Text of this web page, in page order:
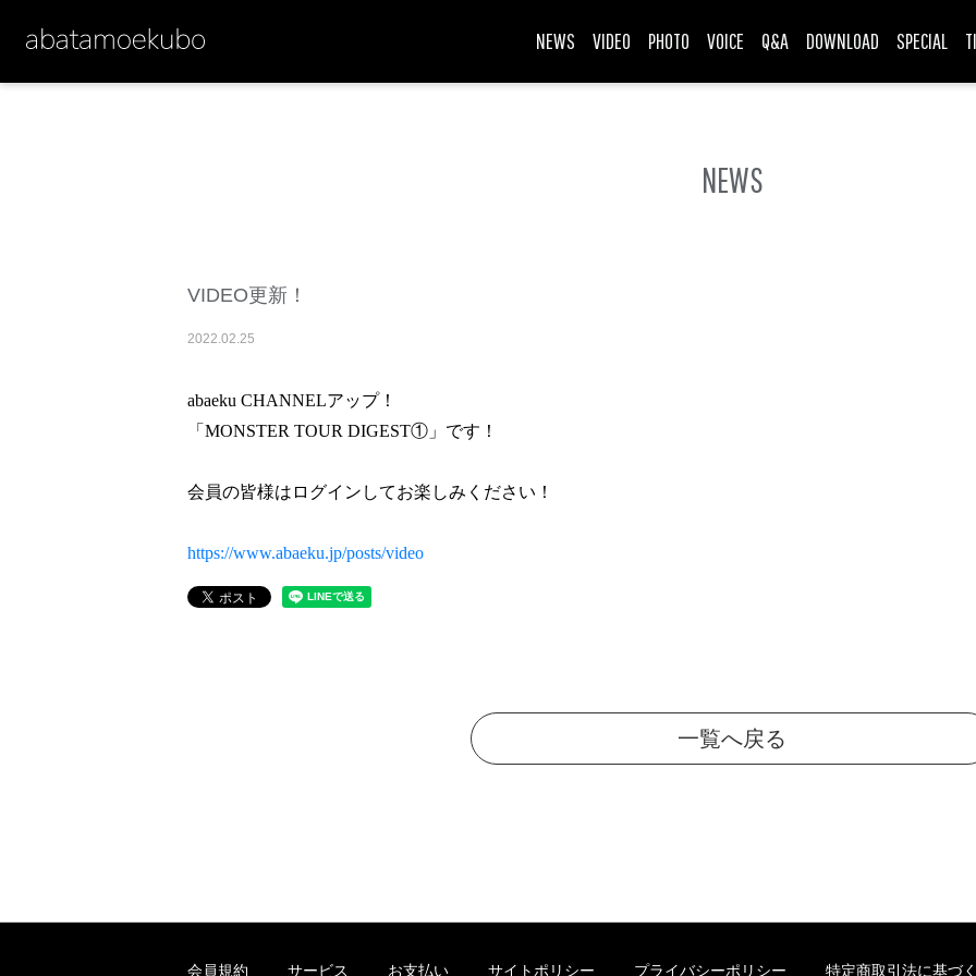
NEWS VIDEO PHOTO VOICE Q&A DOWNLOAD SPECIAL
NEWS
VIDEO更新！
2022.02.25
abaeku CHANNELアップ！
「MONSTER TOUR DIGEST①」です！
会員の皆様はログインしてお楽しみください！
https://www.abaeku.jp/posts/video
一覧へ戻る
会員規約 サービス お支払い サイトポリシー プライバシーポリシー 特定商取引法に基づ